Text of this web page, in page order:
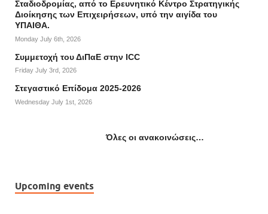
Σταδιοδρομίας, από το Ερευνητικό Κέντρο Στρατηγικής
Διοίκησης των Επιχειρήσεων, υπό την αιγίδα του
ΥΠΑΙΘΑ.
Monday July 6th, 2026
Συμμετοχή του ΔιΠαΕ στην ICC
Friday July 3rd, 2026
Στεγαστικό Επίδομα 2025-2026
Wednesday July 1st, 2026
Όλες οι ανακοινώσεις…
Upcoming events